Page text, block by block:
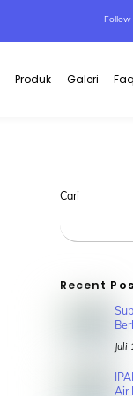
Follow
Produk Galeri Faq
Cari
Recent
Juli
Air